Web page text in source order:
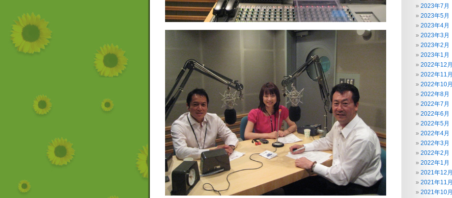
2023年7月
2023年5月
2023年4月
2023年3月
2023年2月
2023年1月
2022年12月
2022年11月
2022年10月
2022年8月
2022年7月
2022年6月
2022年5月
2022年4月
2022年3月
2022年2月
2022年1月
2021年12月
2021年11月
2021年10月